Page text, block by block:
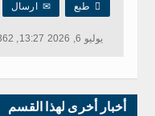
 طبع ✉ارسال
يوليو 6, 2026 13:27, 362 مشاهدات
أخبار أخرى لهذا القسم